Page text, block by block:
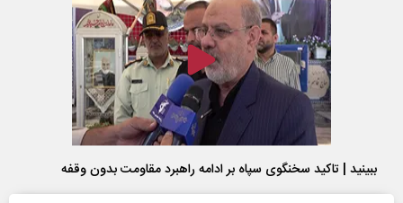
ببینید | تاکید سخنگوی سپاه بر ادامه راهبرد مقاومت بدون وقفه